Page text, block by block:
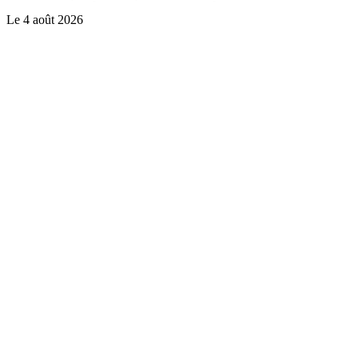
Le 4 août 2026